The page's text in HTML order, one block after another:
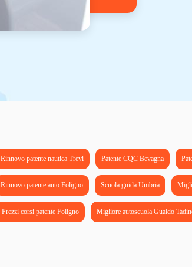
Rinnovo patente nautica Trevi Patente CQC Bevagna
Rinnovo patente auto Foligno Scuola guida Umbria
Prezzi corsi patente Foligno Migliore autoscuola Gualdo